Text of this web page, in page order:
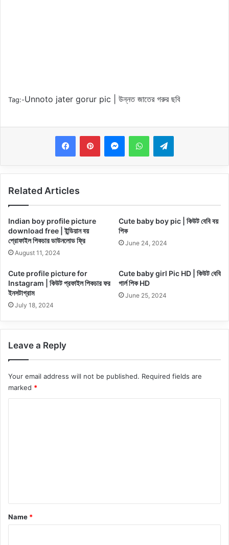
Tag:-Unnoto jater gorur pic | উন্নত জাতের গরুর ছবি
MessengerWhatsAppTelegram
Related Articles
Indian boy profile picture
download free | ইন্ডিয়ান বয়
প্রোফাইল পিকচার ডাউনলোড ফ্রি
August 11, 2024
Cute baby boy pic | কিউট বেবি বয়
পিক
June 24, 2024
Cute profile picture for
Instagram | কিউট প্রফাইল পিকচার ফর
ইনসটাগ্রাম
July 18, 2024
Cute baby girl Pic HD | কিউট বেবি
গার্ল পিক HD
June 25, 2024
Leave a Reply
Your email address will not be published. Required fields are
marked *
*
Name *